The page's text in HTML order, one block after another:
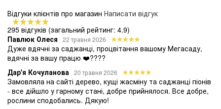
Відгуки клієнтів про магазин Написати відгук
295 відгуків (загальний рейтинг: 4.9)
Павлюк Олеся
22 травня 2026
Дуже вдячні за саджанці, процвітання вашому Мегасаду,
вдячні за вашу працю ❤️????
Дар'я Кочуланова 20 травня 2026
Замовляла на сайті дерево, кущі жасміну та саджанці піонів
- все дійшло у гарному стані, добре прийнялося. Все добре,
рослини сподобались. Дякую!